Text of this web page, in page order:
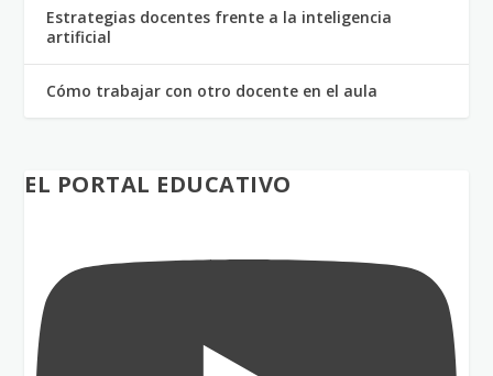
Estrategias docentes frente a la inteligencia
artificial
Cómo trabajar con otro docente en el aula
EL PORTAL EDUCATIVO